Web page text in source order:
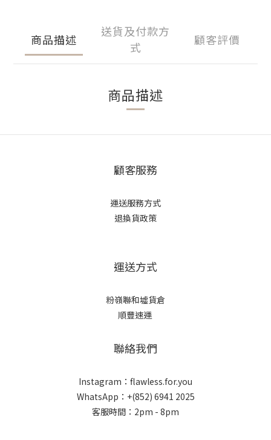
商品描述
送貨及付款方
式
顧客評價
商品描述
顧客服務
運送服務方式
退換貨政策
運送方式
粉嶺聯和墟貨倉
順豐速運
聯絡我們
Instagram：flawless.for.you
WhatsApp：+(852) 6941 2025
客服時間：2pm - 8pm